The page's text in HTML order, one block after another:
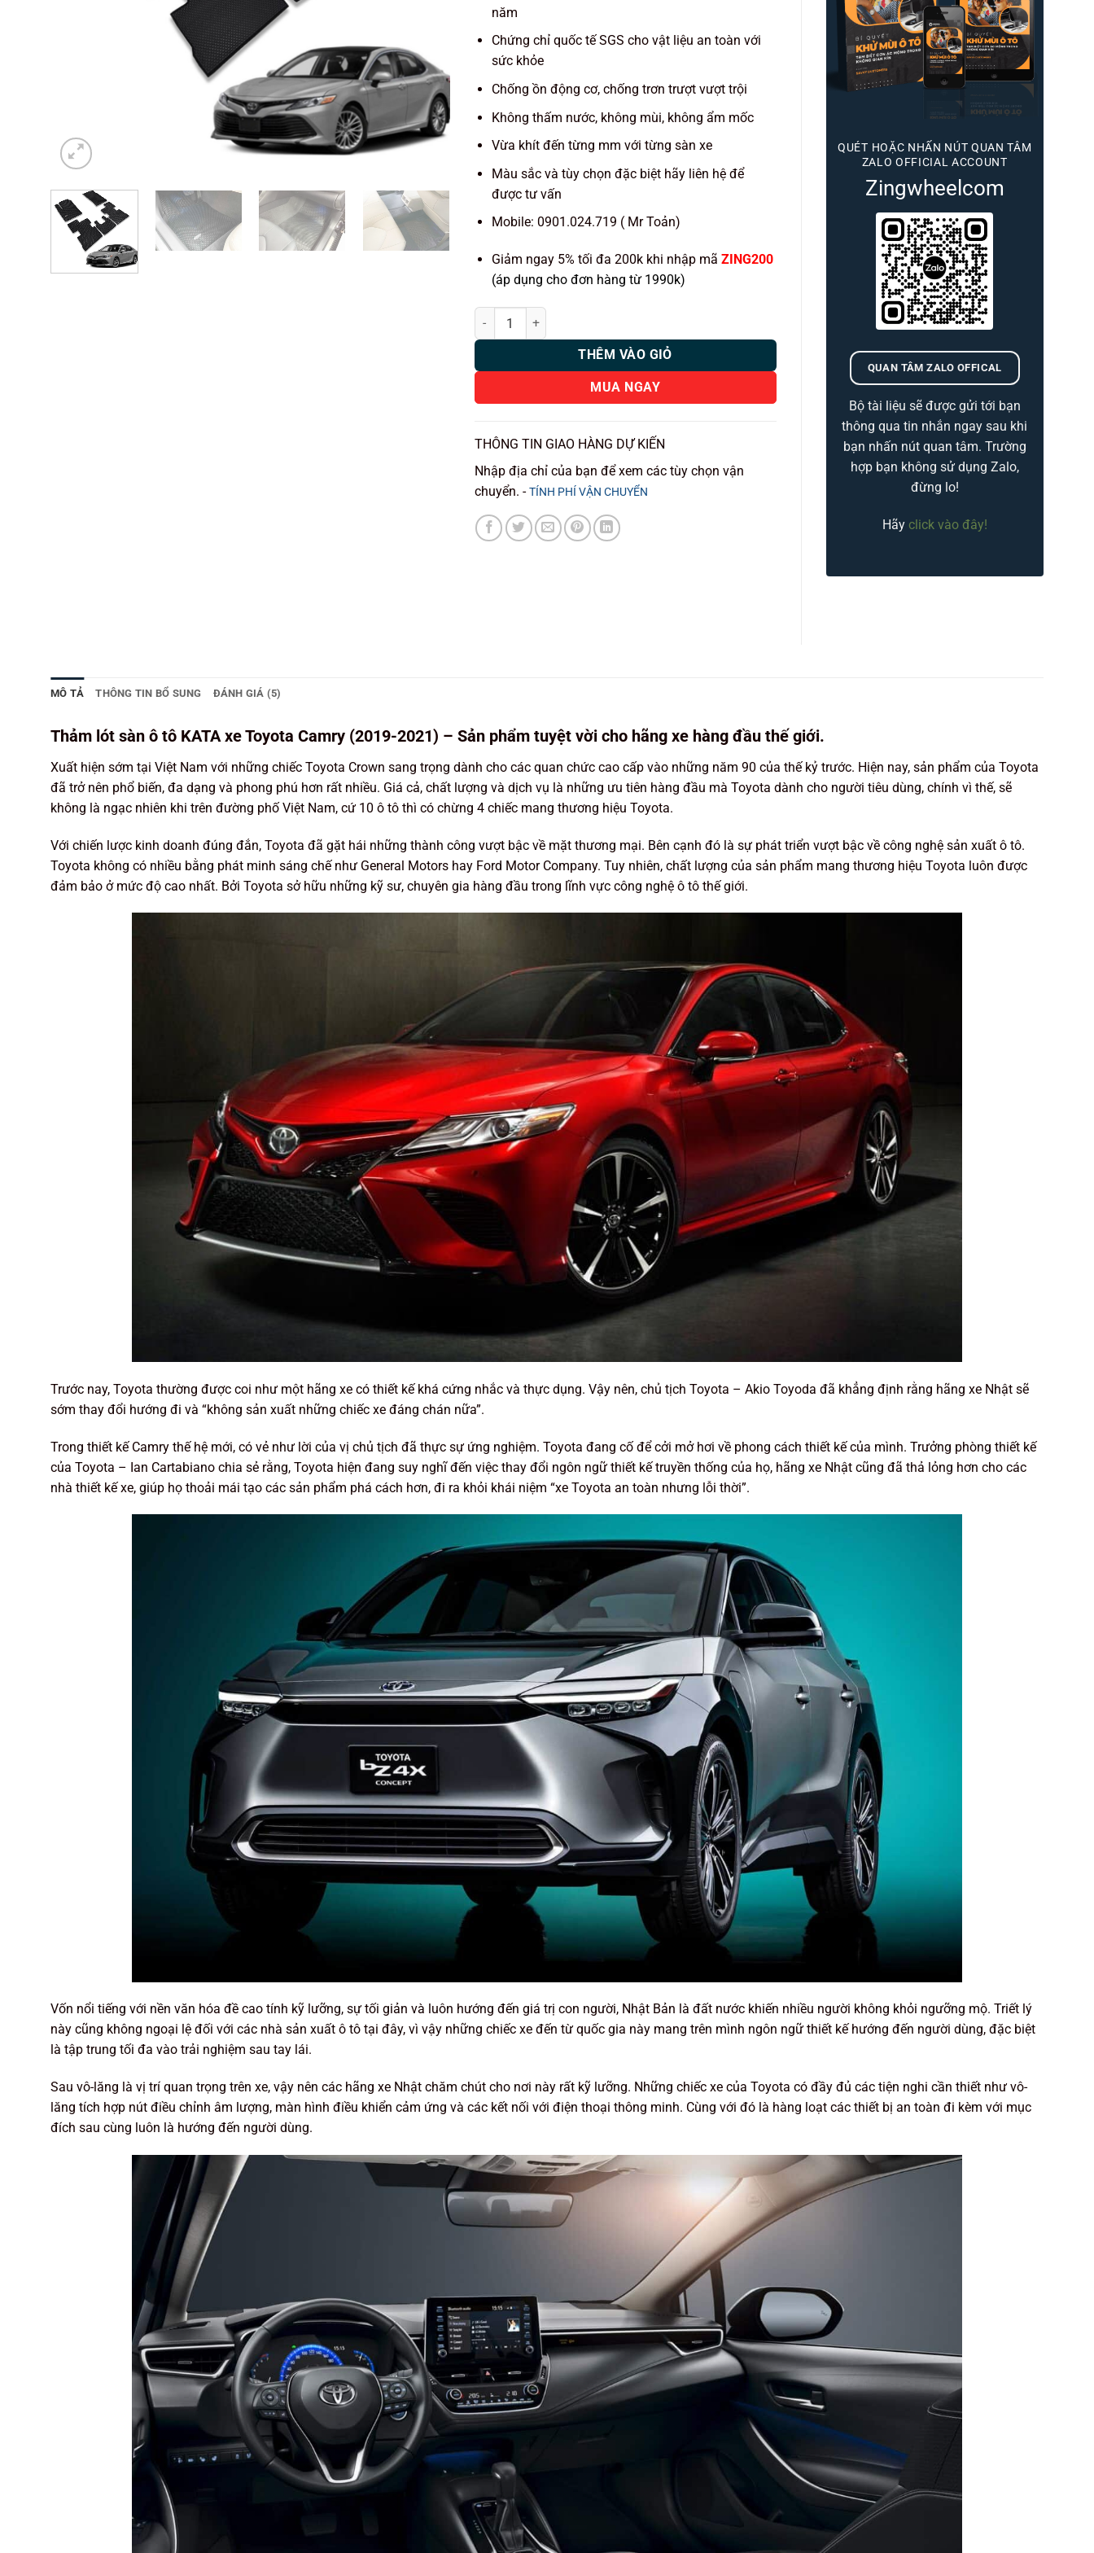
năm
Chứng chỉ quốc tế SGS cho vật liệu an toàn với
sức khỏe
Chống ồn động cơ, chống trơn trượt vượt trội
Không thấm nước, không mùi, không ẩm mốc
Vừa khít đến từng mm với từng sàn xe
Màu sắc và tùy chọn đặc biệt hãy liên hệ để
được tư vấn
Mobile: 0901.024.719 ( Mr Toản)
Giảm ngay 5% tối đa 200k khi nhập mã ZING200
(áp dụng cho đơn hàng từ 1990k)
Thảm lót sàn ô tô KATA xe Toyota Camry (2019-2021) số lượng
THÊM VÀO GIỎ
MUA NGAY
THÔNG TIN GIAO HÀNG DỰ KIẾN
Nhập địa chỉ của bạn để xem các tùy chọn vận
chuyển. -TÍNH PHÍ VẬN CHUYỂN
QUÉT HOẶC NHẤN NÚT QUAN TÂM
ZALO OFFICIAL ACCOUNT
Zingwheelcom
QUAN TÂM ZALO OFFICAL
Bộ tài liệu sẽ được gửi tới bạn
thông qua tin nhắn ngay sau khi
bạn nhấn nút quan tâm. Trường
hợp bạn không sử dụng Zalo,
đừng lo!
Hãy click vào đây!
MÔ TẢ THÔNG TIN BỔ SUNG ĐÁNH GIÁ (5)
Thảm lót sàn ô tô KATA xe Toyota Camry (2019-2021) – Sản phẩm tuyệt vời cho hãng xe hàng đầu thế giới.
Xuất hiện sớm tại Việt Nam với những chiếc Toyota Crown sang trọng dành cho các quan chức cao cấp vào những năm 90 của thế kỷ trước. Hiện nay, sản phẩm của Toyota
đã trở nên phổ biến, đa dạng và phong phú hơn rất nhiều. Giá cả, chất lượng và dịch vụ là những ưu tiên hàng đầu mà Toyota dành cho người tiêu dùng, chính vì thế, sẽ
không là ngạc nhiên khi trên đường phố Việt Nam, cứ 10 ô tô thì có chừng 4 chiếc mang thương hiệu Toyota.
Với chiến lược kinh doanh đúng đắn, Toyota đã gặt hái những thành công vượt bậc về mặt thương mại. Bên cạnh đó là sự phát triển vượt bậc về công nghệ sản xuất ô tô.
Toyota không có nhiều bằng phát minh sáng chế như General Motors hay Ford Motor Company. Tuy nhiên, chất lượng của sản phẩm mang thương hiệu Toyota luôn được
đảm bảo ở mức độ cao nhất. Bởi Toyota sở hữu những kỹ sư, chuyên gia hàng đầu trong lĩnh vực công nghệ ô tô thế giới.
Trước nay, Toyota thường được coi như một hãng xe có thiết kế khá cứng nhắc và thực dụng. Vậy nên, chủ tịch Toyota – Akio Toyoda đã khẳng định rằng hãng xe Nhật sẽ
sớm thay đổi hướng đi và “không sản xuất những chiếc xe đáng chán nữa”.
Trong thiết kế Camry thế hệ mới, có vẻ như lời của vị chủ tịch đã thực sự ứng nghiệm. Toyota đang cố để cởi mở hơi về phong cách thiết kế của mình. Trưởng phòng thiết kế
của Toyota – Ian Cartabiano chia sẻ rằng, Toyota hiện đang suy nghĩ đến việc thay đổi ngôn ngữ thiết kế truyền thống của họ, hãng xe Nhật cũng đã thả lỏng hơn cho các
nhà thiết kế xe, giúp họ thoải mái tạo các sản phẩm phá cách hơn, đi ra khỏi khái niệm “xe Toyota an toàn nhưng lỗi thời”.
Vốn nổi tiếng với nền văn hóa đề cao tính kỹ lưỡng, sự tối giản và luôn hướng đến giá trị con người, Nhật Bản là đất nước khiến nhiều người không khỏi ngưỡng mộ. Triết lý
này cũng không ngoại lệ đối với các nhà sản xuất ô tô tại đây, vì vậy những chiếc xe đến từ quốc gia này mang trên mình ngôn ngữ thiết kế hướng đến người dùng, đặc biệt
là tập trung tối đa vào trải nghiệm sau tay lái.
Sau vô-lăng là vị trí quan trọng trên xe, vậy nên các hãng xe Nhật chăm chút cho nơi này rất kỹ lưỡng. Những chiếc xe của Toyota có đầy đủ các tiện nghi cần thiết như vô-
lăng tích hợp nút điều chỉnh âm lượng, màn hình điều khiển cảm ứng và các kết nối với điện thoại thông minh. Cùng với đó là hàng loạt các thiết bị an toàn đi kèm với mục
đích sau cùng luôn là hướng đến người dùng.